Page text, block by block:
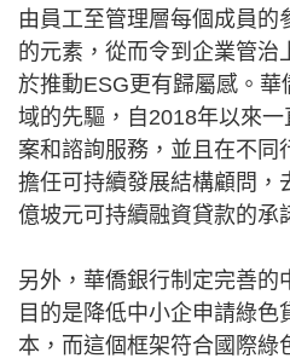
由員工至管理層每個成員的
的元素，從而令到企業管治
於推動ESG更有歸屬感。
域的先驅，自2018年以來
案和諮詢服務，並且在不同
擔任可持續發展結構顧問，
億坡元可持續融資貸款的承
另外，華僑銀行制定完善的
目的是降低中小企申請綠
本，而這個框架符合國際綠